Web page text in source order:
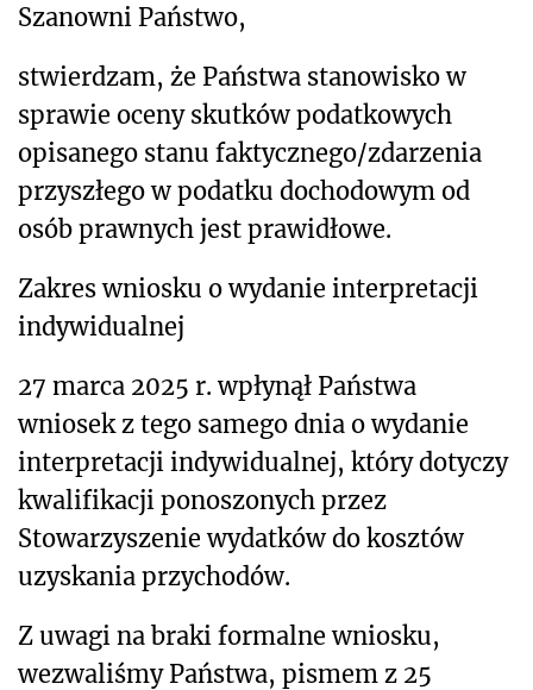
Szanowni Państwo,
stwierdzam, że Państwa stanowisko w
sprawie oceny skutków podatkowych
opisanego stanu faktycznego/zdarzenia
przyszłego w podatku dochodowym od
osób prawnych jest prawidłowe.
Zakres wniosku o wydanie interpretacji
indywidualnej
27 marca 2025 r. wpłynął Państwa
wniosek z tego samego dnia o wydanie
interpretacji indywidualnej, który dotyczy
kwalifikacji ponoszonych przez
Stowarzyszenie wydatków do kosztów
uzyskania przychodów.
Z uwagi na braki formalne wniosku,
wezwaliśmy Państwa, pismem z 25